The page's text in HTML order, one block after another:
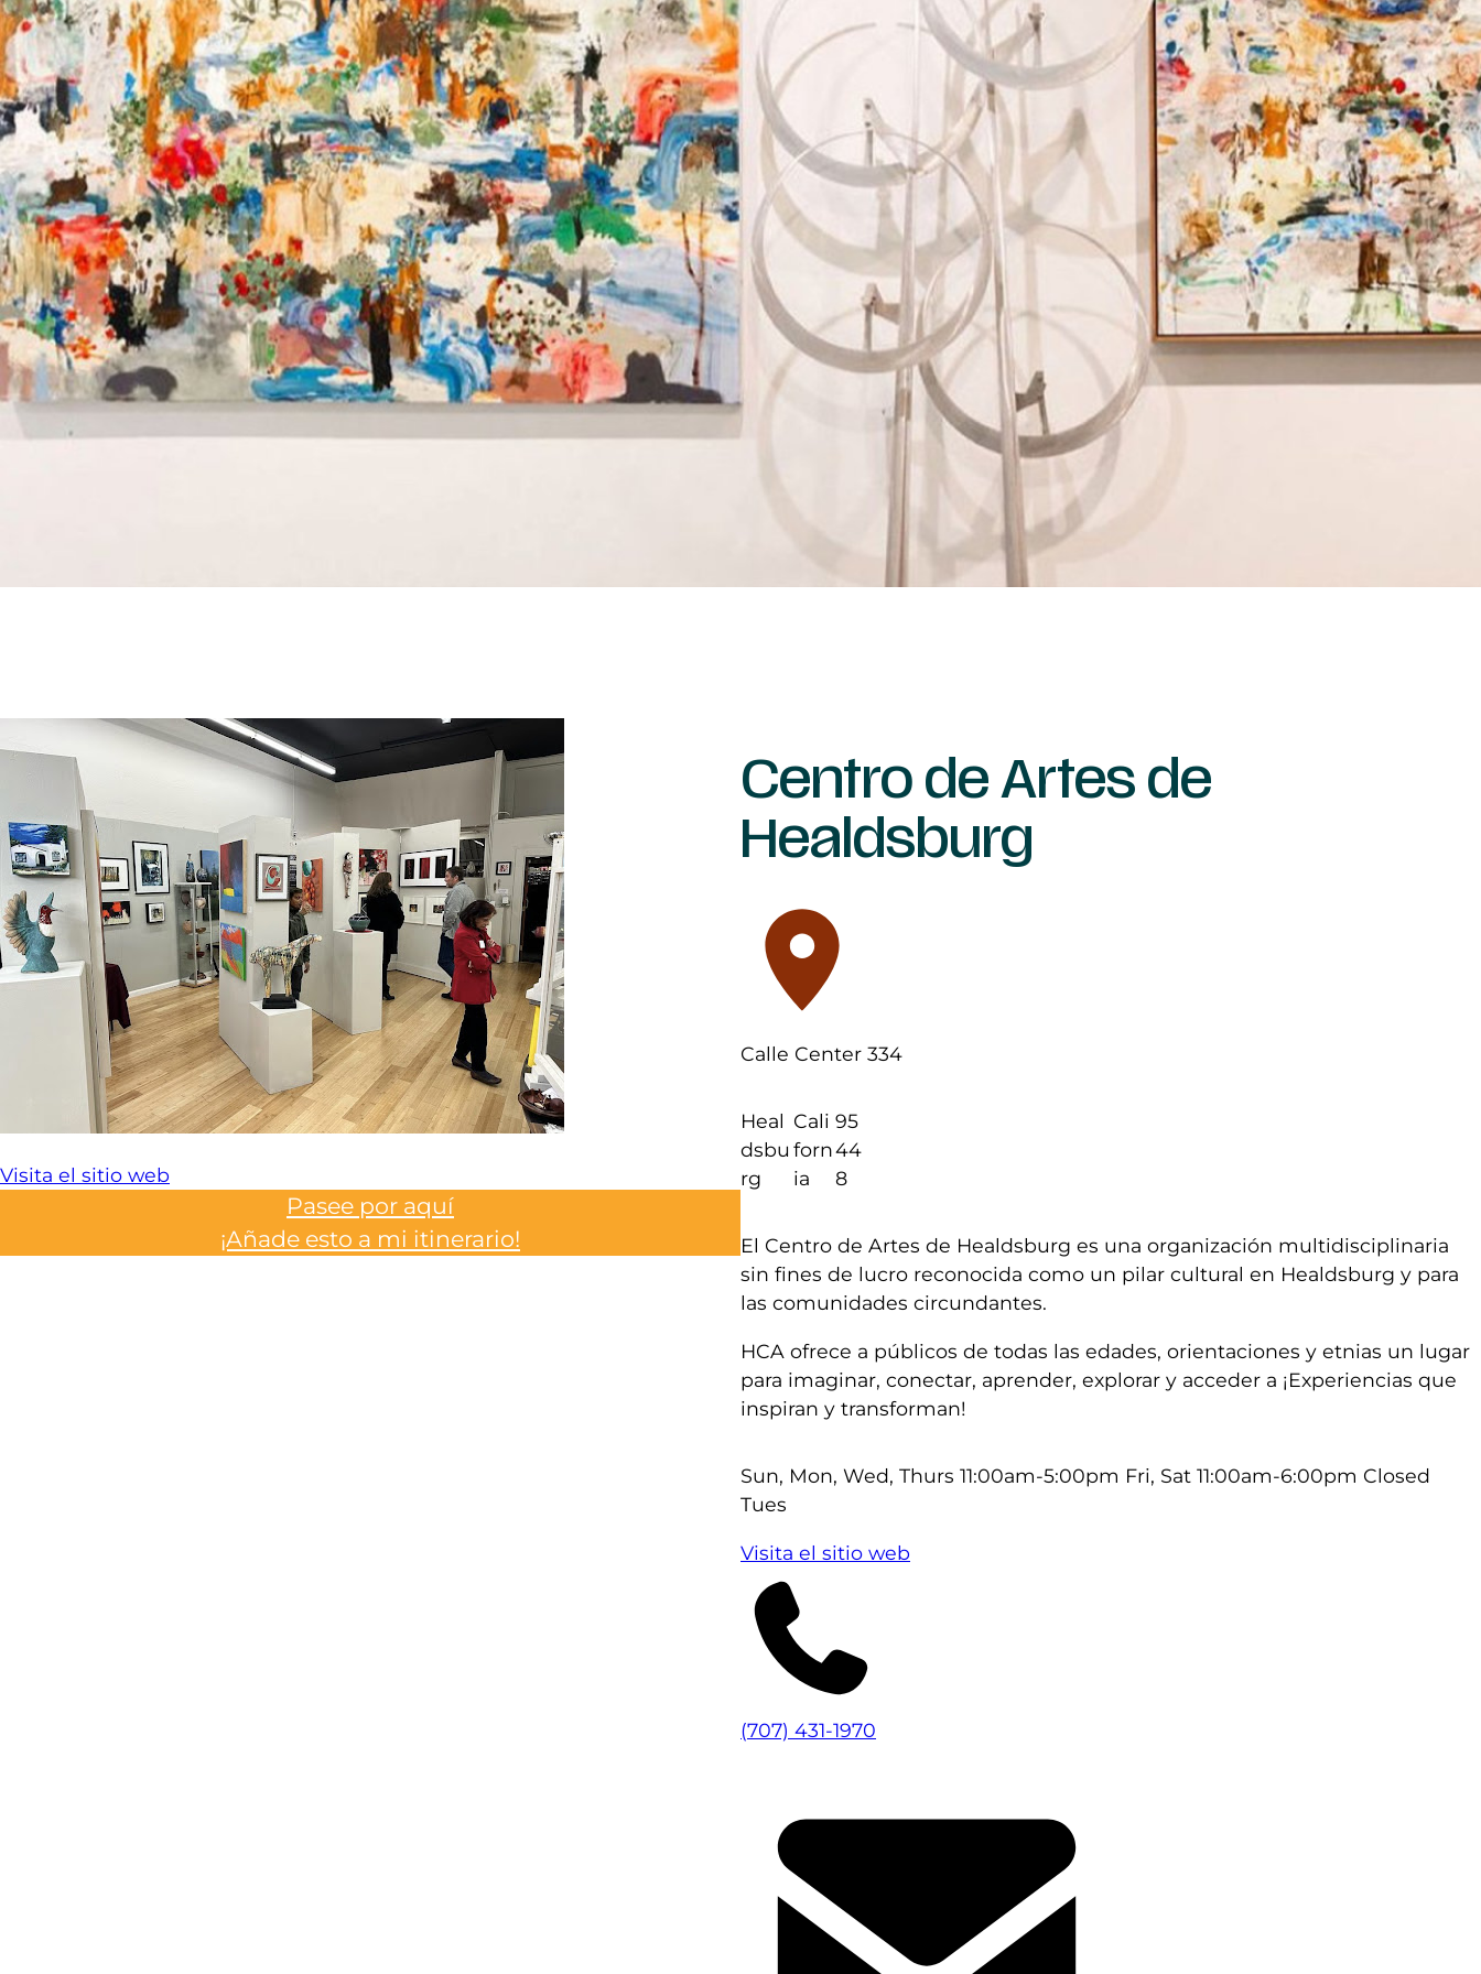
Visita el sitio web
Pasee por aquí
¡Añade esto a mi itinerario!
Centro de Artes de
Healdsburg
Calle Center 334
Heal
dsbu
rg
Cali
forn
ia
95
44
8
El Centro de Artes de Healdsburg es una organización multidisciplinaria
sin fines de lucro reconocida como un pilar cultural en Healdsburg y para
las comunidades circundantes.
HCA ofrece a públicos de todas las edades, orientaciones y etnias un lugar
para imaginar, conectar, aprender, explorar y acceder a ¡Experiencias que
inspiran y transforman!
Sun, Mon, Wed, Thurs 11:00am-5:00pm Fri, Sat 11:00am-6:00pm Closed
Tues
Visita el sitio web
(707) 431-1970